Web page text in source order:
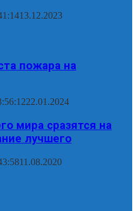
13.12.2023
пожара на
22.01.2024
мира сразятся на
лучшего
11.08.2020